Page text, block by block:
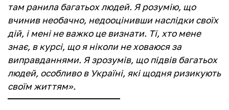
там ранила багатьох людей. Я розумію, що
вчинив необачно, недооцінивши наслідки своїх
дій, і мені не важко це визнати. Ті, хто мене
знає, в курсі, що я ніколи не ховаюся за
виправданнями. Я зрозумів, що підвів багатьох
людей, особливо в Україні, які щодня ризикують
своїм життям».